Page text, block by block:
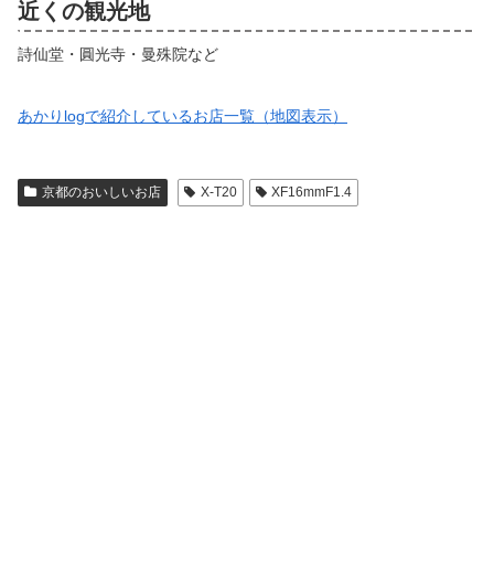
近くの観光地
詩仙堂・圓光寺・曼殊院など
あかりlogで紹介しているお店一覧（地図表示）
京都のおいしいお店 X-T20 XF16mmF1.4